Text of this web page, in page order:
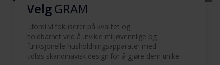
Velg GRAM
...fordi vi fokuserer på kvalitet og
holdbarhet ved å utvikle miljøvennlige og
funksjonelle husholdningsapparater med
tidløs skandinavisk design for å gjøre dem unike.